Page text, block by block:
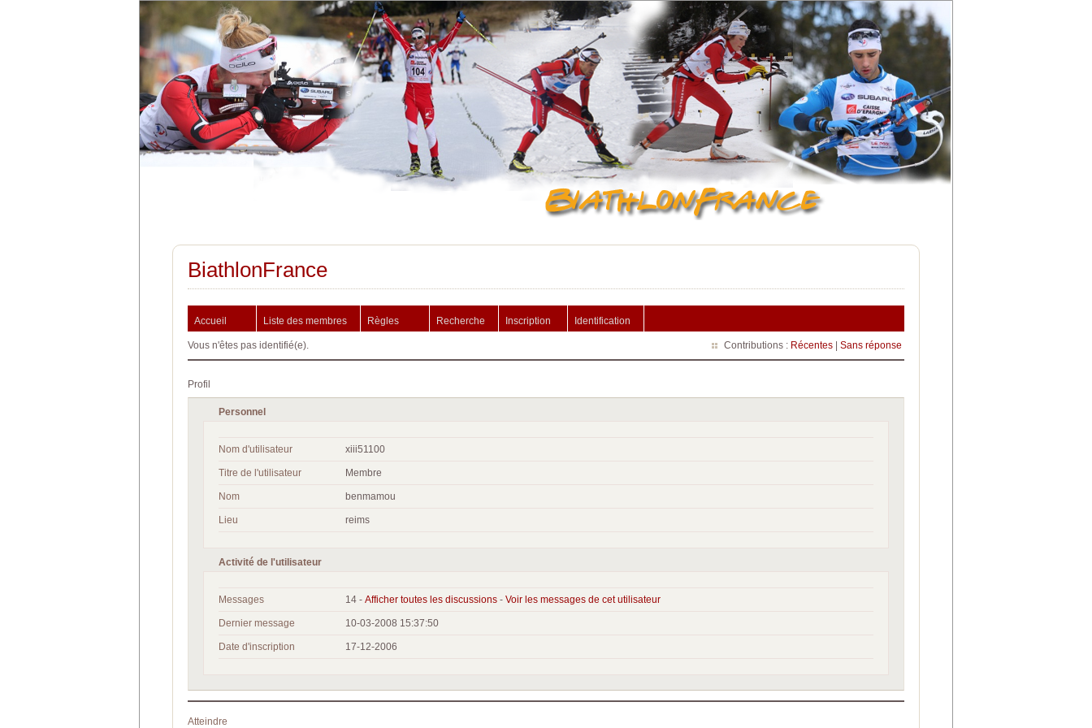
BiathlonFrance
Accueil Liste des membres Règles Recherche Inscription Identification
Vous n'êtes pas identifié(e). Contributions : Récentes Sans réponse
Profil
Personnel
Nom d'utilisateur xiii51100
Titre de l'utilisateur Membre
Nom benmamou
Lieu reims
Activité de l'utilisateur
Messages 14 - Afficher toutes les discussions - Voir les messages de cet utilisateur
Dernier message 10-03-2008 15:37:50
Date d'inscription 17-12-2006
Atteindre